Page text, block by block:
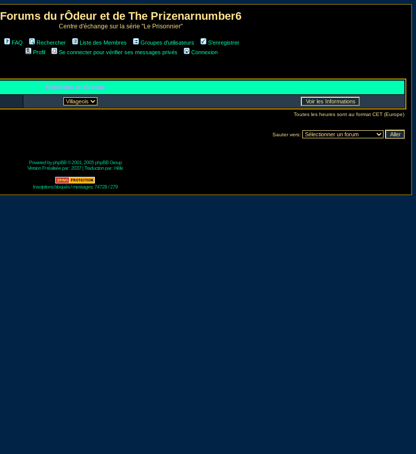
Forums du rÔdeur et de The Prizenarnumber6
Centre d'échange sur la série "Le Prisonnier"
FAQ Rechercher Liste des Membres Groupes d'utilisateurs
S'enregistrer
Profil
Se connecter pour vérifier ses messages privés Connexion
Rejoindre un Groupe
Toutes les heures sont au format CET (Europe)
Sauter vers:
Powered byphpBB© 2001, 2005 phpBB Group
Version Fr réalisée par :2037 | Traduction par :Hélix
Inscriptions bloqués / messages: 74728 / 279